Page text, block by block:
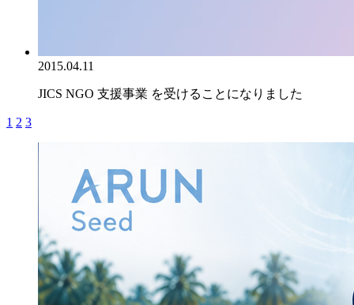
2015.04.11
JICS NGO 支援事業 を受けることになりました
1 2 3